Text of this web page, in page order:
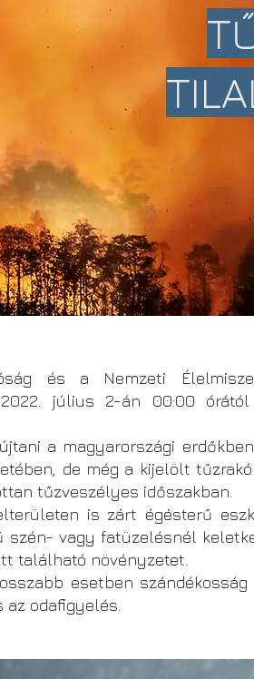
és a Nemzeti
július 2-án 00:00
a magyarországi
de még a kijelölt
tűzveszélyes időszakban.
is zárt égésterű
vagy fatüzelésnél
található növényzetet.
esetben
odafigyelés.